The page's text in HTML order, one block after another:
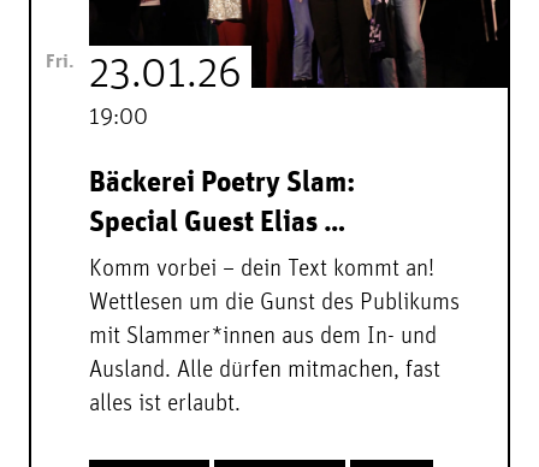
Fri. 23.01.26
19:00
Bäckerei Poetry Slam:
Special Guest Elias …
Komm vorbei – dein Text kommt an!
Wettlesen um die Gunst des Publikums
mit Slammer*innen aus dem In- und
Ausland. Alle dürfen mitmachen, fast
alles ist erlaubt.